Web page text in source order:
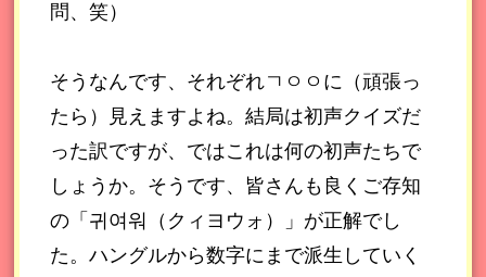
問、笑）
そうなんです、それぞれㄱㅇㅇに（頑張っ
たら）見えますよね。結局は初声クイズだ
った訳ですが、ではこれは何の初声たちで
しょうか。そうです、皆さんも良くご存知
の「귀여워（クィヨウォ）」が正解でし
た。ハングルから数字にまで派生していく